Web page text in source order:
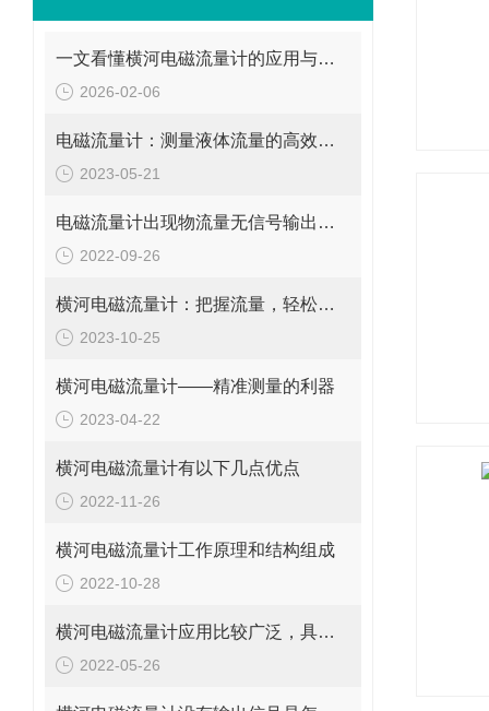
一文看懂横河电磁流量计的应用与使用维护
2026-02-06
电磁流量计：测量液体流量的高效工具
2023-05-21
电磁流量计出现物流量无信号输出问题应这样解决
2022-09-26
横河电磁流量计：把握流量，轻松管理
2023-10-25
横河电磁流量计——精准测量的利器
2023-04-22
横河电磁流量计有以下几点优点
2022-11-26
横河电磁流量计工作原理和结构组成
2022-10-28
横河电磁流量计应用比较广泛，具体领域如下
2022-05-26